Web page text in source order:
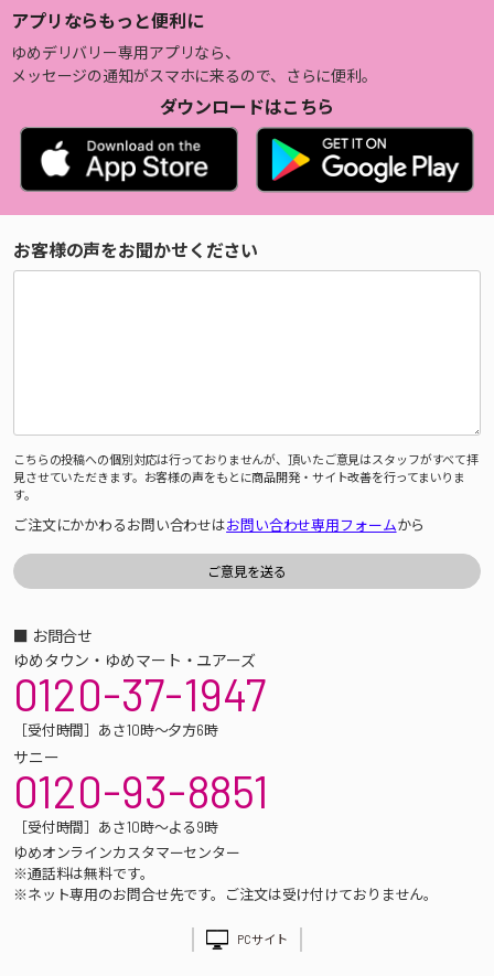
アプリならもっと便利に
ゆめデリバリー専用アプリなら、
メッセージの通知がスマホに来るので、さらに便利。
ダウンロードはこちら
お客様の声をお聞かせください
こちらの投稿への個別対応は行っておりませんが、頂いたご意見はスタッフがすべて拝
見させていただきます。お客様の声をもとに商品開発・サイト改善を行ってまいりま
す。
ご注文にかかわるお問い合わせはお問い合わせ専用フォームから
■ お問合せ
ゆめタウン・ゆめマート・ユアーズ
0120-37-1947
［受付時間］あさ10時～夕方6時
サニー
0120-93-8851
［受付時間］あさ10時～よる9時
ゆめオンラインカスタマーセンター
※通話料は無料です。
※ネット専用のお問合せ先です。ご注文は受け付けておりません。
PCサイト